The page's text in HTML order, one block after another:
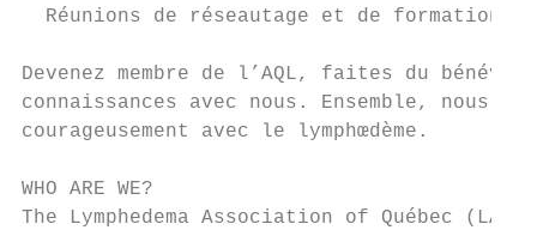
Réunions de réseautage et de formation
Devenez membre de l’AQL, faites du
connaissances avec nous. Ensemble, nous
courageusement avec le lymphœdème.
WHO ARE WE?
The Lymphedema Association of Québec